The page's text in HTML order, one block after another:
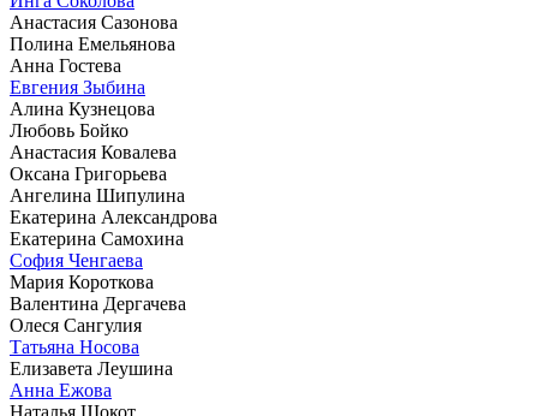
Анастасия Сазонова
Полина Емельянова
Анна Гостева
Евгения Зыбина
Алина Кузнецова
Любовь Бойко
Анастасия Ковалева
Оксана Григорьева
Ангелина Шипулина
Екатерина Александрова
Екатерина Самохина
София Ченгаева
Мария Короткова
Валентина Дергачева
Олеся Сангулия
Татьяна Носова
Елизавета Леушина
Анна Ежова